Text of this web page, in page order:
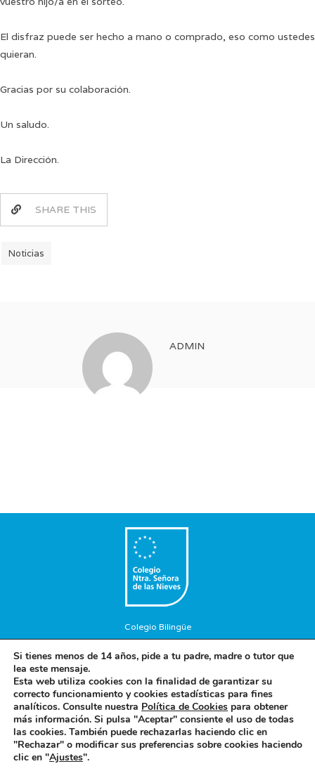
El disfraz puede ser hecho a mano o comprado, eso como ustedes
quieran.
Gracias por su colaboración.
Un saludo.
La Dirección.
SHARE THIS
Noticias
ADMIN
Colegio Bilingüe
los Derechos Reservados.
Aviso Legal
Concepto diseño y desarrollo web BRAND IN HEAVEN
Si tienes menos de 14 años, pide a tu padre, madre o tutor que
lea este mensaje.
Esta web utiliza cookies con la finalidad de garantizar su
correcto funcionamiento y cookies estadísticas para fines
analíticos. Consulte nuestra Política de Cookies para obtener
más información. Si pulsa "Aceptar" consiente el uso de todas
las cookies. También puede rechazarlas haciendo clic en
"Rechazar" o modificar sus preferencias sobre cookies haciendo
clic en "Ajustes".